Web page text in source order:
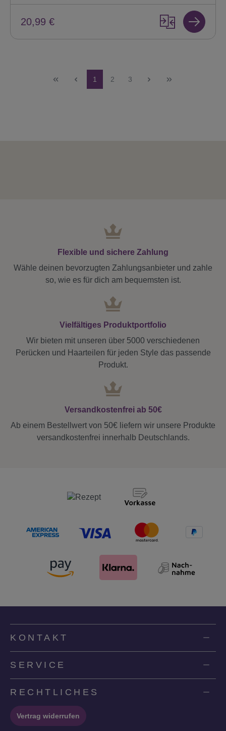
20,99 €
Seite
1 Seite
2 Seite
3
Flexible und sichere Zahlung
Wähle deinen bevorzugten Zahlungsanbieter und zahle
so, wie es für dich am bequemsten ist.
Vielfältiges Produktportfolio
Wir bieten mit unseren über 5000 verschiedenen
Perücken und Haarteilen für jeden Style das passende
Produkt.
Versandkostenfrei ab 50€
Ab einem Bestellwert von 50€ liefern wir unsere Produkte
versandkostenfrei innerhalb Deutschlands.
KONTAKT
SERVICE
RECHTLICHES
Vertrag widerrufen